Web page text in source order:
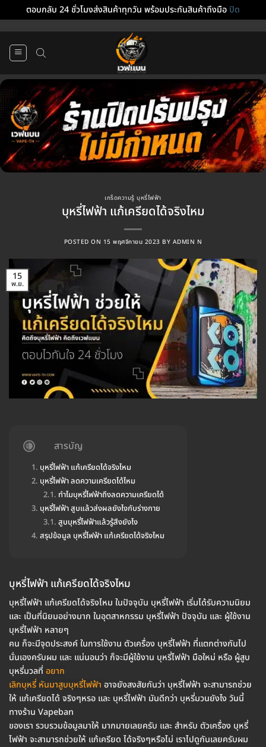
ตอบกลับ 24 ชั่วโมงส่งสินค้าทุกวัน พร้อมประกันสินค้าถึงมือปิด
เกร็ดความรู้ บุหรี่ไฟฟ้า
บุหรี่ไฟฟ้า แก้เครียดได้จริงไหม
POSTED ON 15 พฤศจิกายน 2023 BY ADMIN N
15
พ.ย.
สารบัญ
บุหรี่ไฟฟ้า แก้เครียดได้จริงไหม
บุหรี่ไฟฟ้า ลดความเครียดได้ไหม
ทำไมบุหรี่ไฟฟ้าถึงลดความเครียดได้
บุหรี่ไฟฟ้า สูบแล้วส่งผลยังไงกับร่างกาย
สูบบุหรี่ไฟฟ้าแล้วรู้สึงยังไง
สรุปข้อมูล บุหรี่ไฟฟ้า แก้เครียดได้จริงไหม
บุหรี่ไฟฟ้า แก้เครียดได้จริงไหม
บุหรี่ไฟฟ้า แก้เครียดได้จริงไหม ในปัจจุบัน บุหรี่ไฟฟ้า เริ่มได้รับความนิยม
และ เป็นที่นิยมอย่างมาก ในอุตสาหกรรม บุหรี่ไฟฟ้า ปัจจุบัน และ ผู้ใช้งาน
บุหรี่ไฟฟ้า หลายๆ
คน ก็จะมีจุดประสงค์ ในการใช้งาน ตัวเครื่อง บุหรี่ไฟฟ้า ที่แตกต่างกันไป
นั่นเองครับผม และ แน่นอนว่า ก็จะมีผู้ใช้งาน บุหรี่ไฟฟ้า มือใหม่ หรือ ผู้สูบ
บุหรี่มวลที่ อยาก
เลิกบุหรี่ หันมาสูบบุหรี่ไฟฟ้า อาจยังสงสัยกันว่า บุหรี่ไฟฟ้า จะสามารถช่วย
ให้ แก้เครียดได้ จริงๆหรอ และ บุหรี่ไฟฟ้า มันดีกว่า บุหรี่มวนยังไง วันนี้
ทางร้าน Vapeban
ของเรา รวบรวมข้อมูลมาให้ มากมายเลยครับ และ สำหรับ ตัวเครื่อง บุหรี่
ไฟฟ้า จะสามารถช่วยให้ แก้เครียด ได้จริงๆหรือไม่ เราไปดูกันเลยครับผม